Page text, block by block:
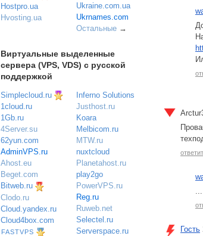
Гость
Hostpro.ua
Hvosting.ua
Ukraine.com.ua
Ukrnames.com
Остальные →
Виртуальные выделенные
сервера (VPS, VDS) с русской
поддержкой
Simplecloud.ru
1cloud.ru
1Gb.ru
4Server.su
62yun.com
AdminVPS.ru
Ahost.eu
Beget.com
Bitweb.ru
Clodo.ru
Cloud.yandex.ru
Cloud4box.com
FASTVPS
Inferno Solutions
Justhost.ru
Koara
Melbicom.ru
MTW.ru
nuxtcloud
Planetahost.ru
play2go
PowerVPS.ru
Reg.ru
Ruweb.net
Selectel.ru
Serverspace.ru